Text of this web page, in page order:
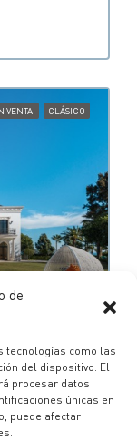
de
tecnologías como las
del dispositivo. El
procesar datos
únicas en
puede afectar
VENTA CLÁSICO